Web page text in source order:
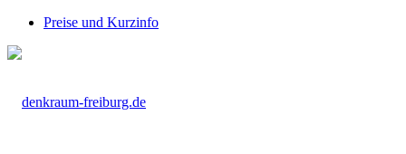
Preise und Kurzinfo